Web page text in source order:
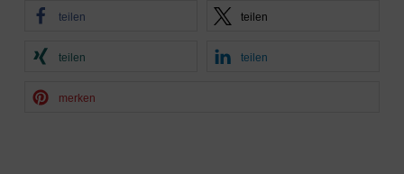
teilen teilen
teilen teilen
merken